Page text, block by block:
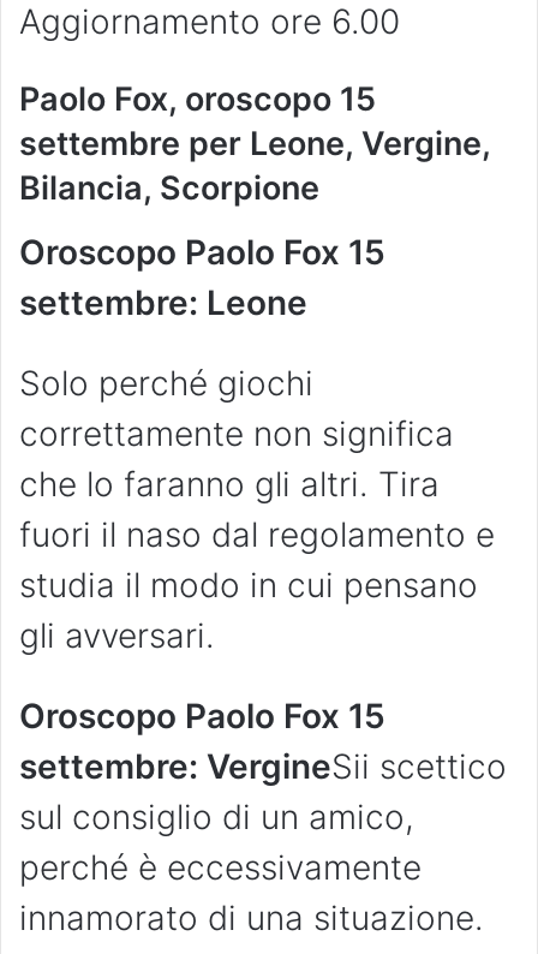
Aggiornamento ore 6.00
Paolo Fox, oroscopo 15
settembre per Leone, Vergine,
Bilancia, Scorpione
Oroscopo Paolo Fox 15
settembre: Leone
Solo perché giochi
correttamente non significa
che lo faranno gli altri. Tira
fuori il naso dal regolamento e
studia il modo in cui pensano
gli avversari.
Oroscopo Paolo Fox 15
settembre: VergineSii scettico
sul consiglio di un amico,
perché è eccessivamente
innamorato di una situazione.